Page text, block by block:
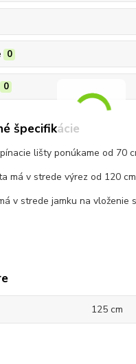
0
0
špecifikácie
lišty ponúkame od 70
má v strede výrez od 120
v strede jamku na vloženie
125 cm